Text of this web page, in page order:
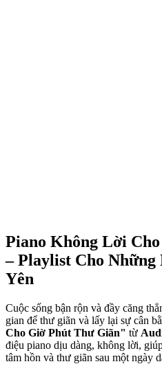
Piano Không Lời
– Playlist Cho
Yên
Cuộc sống bận rộn và đầy căng
gian để thư giãn và lấy lại sự cân
Cho Giờ Phút Thư Giãn" từ
điệu piano dịu dàng, không lời,
tâm hồn và thư giãn sau một ngày